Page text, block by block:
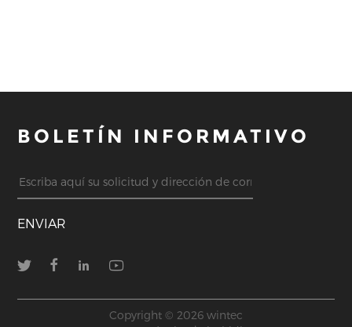
BOLETÍN INFORMATIVO
ENVIAR
Copyright © 2026 wintec